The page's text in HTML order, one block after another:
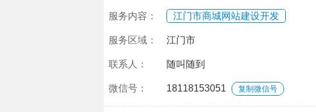
服务内容： 江门市商城网站建设开发
服务区域： 江门市
联系人： 随叫随到
微信号： 18118153051 复制微信号